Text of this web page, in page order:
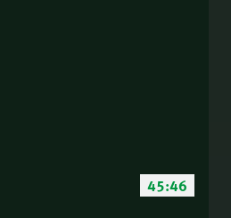
45:46